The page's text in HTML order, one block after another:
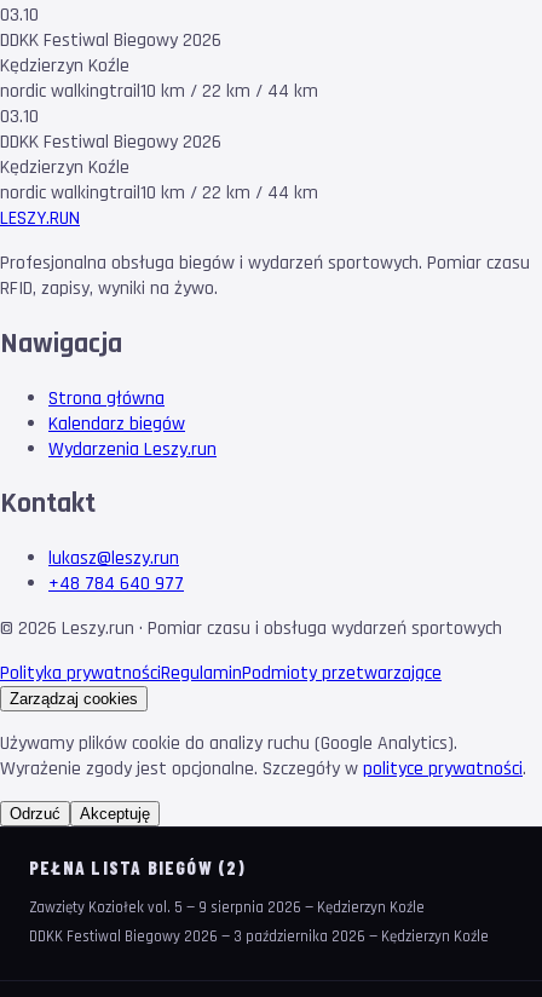
03.10
DDKK Festiwal Biegowy 2026
Kędzierzyn Koźle
nordic walkingtrail10 km / 22 km / 44 km
03.10
DDKK Festiwal Biegowy 2026
Kędzierzyn Koźle
nordic walkingtrail10 km / 22 km / 44 km
LESZY.RUN
Profesjonalna obsługa biegów i wydarzeń sportowych. Pomiar czasu
RFID, zapisy, wyniki na żywo.
Nawigacja
Strona główna
Kalendarz biegów
Wydarzenia Leszy.run
Kontakt
lukasz@leszy.run
+48 784 640 977
© 2026 Leszy.run · Pomiar czasu i obsługa wydarzeń sportowych
Polityka prywatnościRegulaminPodmioty przetwarzające
Zarządzaj cookies
Używamy plików cookie do analizy ruchu (Google Analytics).
Wyrażenie zgody jest opcjonalne. Szczegóły wpolityce prywatności.
Odrzuć Akceptuję
PEŁNA LISTA BIEGÓW (2)
Zawzięty Koziołek vol. 5 — 9 sierpnia 2026 — Kędzierzyn Koźle
DDKK Festiwal Biegowy 2026 — 3 października 2026 — Kędzierzyn Koźle